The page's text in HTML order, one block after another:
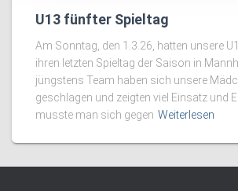
U13 fünfter Spieltag
Am Sonntag, den 1.3.26, hatten unsere
ihren letzten Spieltag der Saison in
jüngstens Team haben sich unsere
geschlagen und zeigten viel Einsatz und
musste man sich gegen Weiterlesen